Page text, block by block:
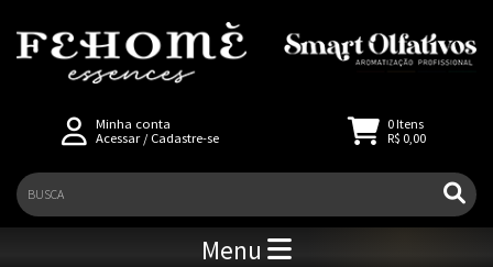
Minha conta
Acessar/ Cadastre-se
0Itens
R$ 0,00
Menu